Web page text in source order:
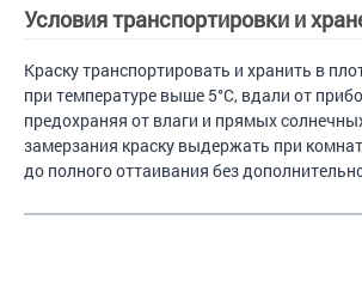
Условия транспортировки и
Краску транспортировать и хранить в
при температуре выше 5°С, вдали от
предохраняя от влаги и прямых
замерзания краску выдержать при
до полного оттаивания без